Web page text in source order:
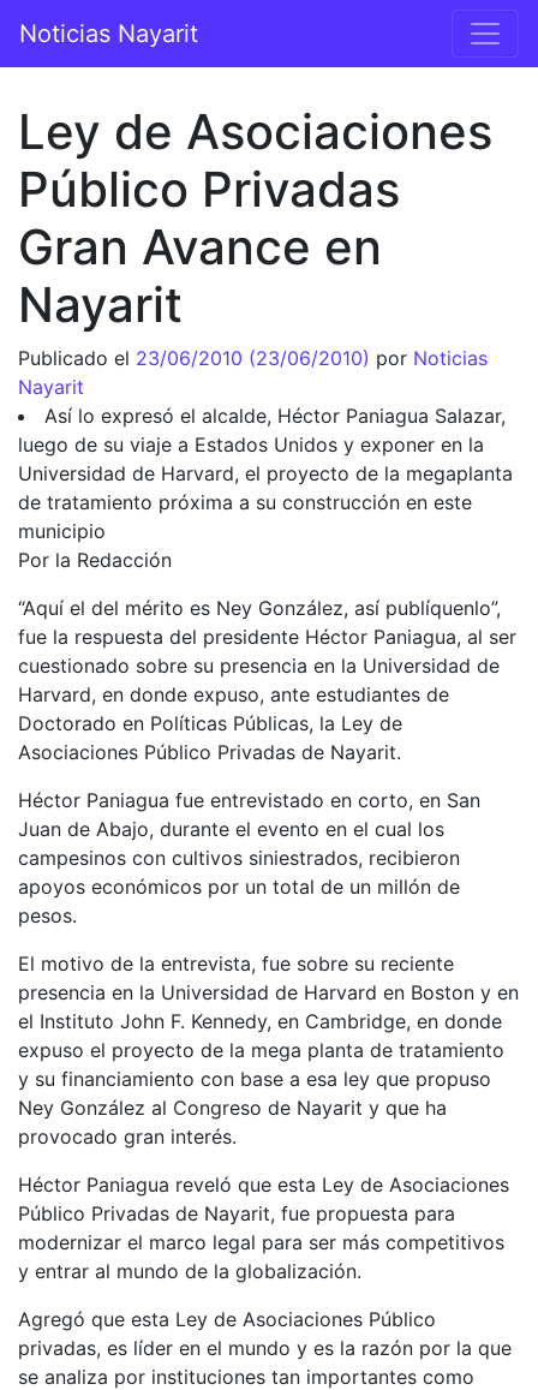
Navegación principal
Noticias Nayarit
Ley de Asociaciones
Público Privadas
Gran Avance en
Nayarit
Publicado el 23/06/2010 (23/06/2010) por Noticias
Nayarit
Así lo expresó el alcalde, Héctor Paniagua Salazar,
luego de su viaje a Estados Unidos y exponer en la
Universidad de Harvard, el proyecto de la megaplanta
de tratamiento próxima a su construcción en este
municipio
Por la Redacción
“Aquí el del mérito es Ney González, así publíquenlo”,
fue la respuesta del presidente Héctor Paniagua, al ser
cuestionado sobre su presencia en la Universidad de
Harvard, en donde expuso, ante estudiantes de
Doctorado en Políticas Públicas, la Ley de
Asociaciones Público Privadas de Nayarit.
Héctor Paniagua fue entrevistado en corto, en San
Juan de Abajo, durante el evento en el cual los
campesinos con cultivos siniestrados, recibieron
apoyos económicos por un total de un millón de
pesos.
El motivo de la entrevista, fue sobre su reciente
presencia en la Universidad de Harvard en Boston y en
el Instituto John F. Kennedy, en Cambridge, en donde
expuso el proyecto de la mega planta de tratamiento
y su financiamiento con base a esa ley que propuso
Ney González al Congreso de Nayarit y que ha
provocado gran interés.
Héctor Paniagua reveló que esta Ley de Asociaciones
Público Privadas de Nayarit, fue propuesta para
modernizar el marco legal para ser más competitivos
y entrar al mundo de la globalización.
Agregó que esta Ley de Asociaciones Público
privadas, es líder en el mundo y es la razón por la que
se analiza por instituciones tan importantes como